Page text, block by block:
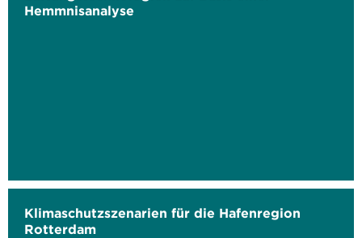
Hemmnisanalyse
Klimaschutzszenarien für die Hafenregion
Rotterdam